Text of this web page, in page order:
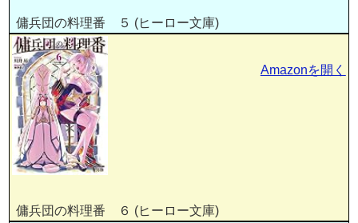
傭兵団の料理番 ５ (ヒーロー文庫)
傭兵団の料理番 ６ (ヒーロー文庫)
Amazonを開く